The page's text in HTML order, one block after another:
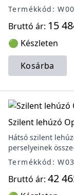
Termékkód:
Bruttó ár: 15
🟢 Készleten
Kosárba
Szilent lehúzó
Hátsó szilent
perselyeinek
Termékkód:
Bruttó ár: 42